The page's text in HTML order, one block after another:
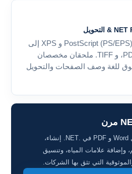
تحويل مستندات PostScript (PS/EPS) و XPS إلى
PDF، PNG، JPEG، و TIFF. ملحقان مخصصان
للغة وصف الصفحات والتحويل
أوتوماتيك كل جزء من جيل Word و PDF في .NET. إنشاء،
وإضافة علامات المياه، وتنسيق
التي تثق بها الشركات.